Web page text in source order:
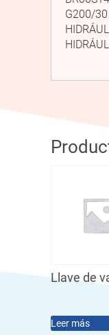
G200/30
Llave de
Leer más